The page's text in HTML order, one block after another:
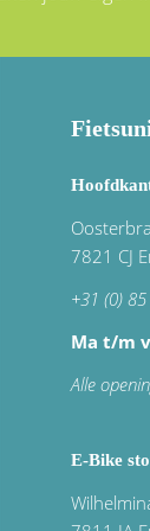
7821 CJ
+31 (0)
Ma t/m
Alle
E-Bike